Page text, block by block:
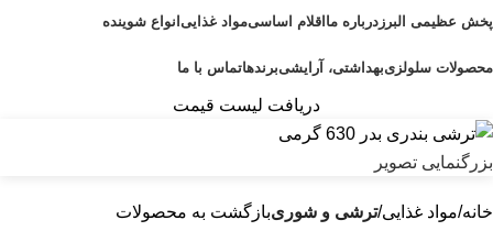
پخش عظیمی البرز درباره مااقلام اساسیمواد غذاییانواع شوینده
محصولات سلولزیبهداشتی، آرایشیبرندهاتماس با ما
دریافت لیست قیمت
بزرگنمایی تصویر
خانه مواد غذایی ترشی و شوریبازگشت به محصولات